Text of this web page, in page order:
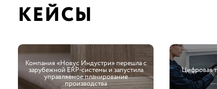
КЕЙСЫ
Компания «Новус Индустри» перешла с
зарубежной ERP-системы и запустила
управляемое планирование
производства
Цифровая